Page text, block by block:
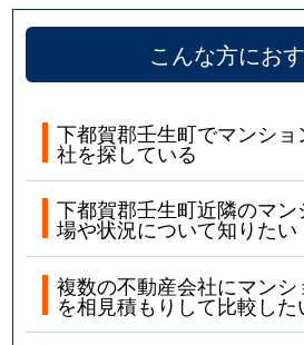
こんな方にお
下都賀郡壬生町でマンシ
社を探している
下都賀郡壬生町近隣のマ
場や状況について知りたい
複数の不動産会社にマン
を相見積もりして比較した